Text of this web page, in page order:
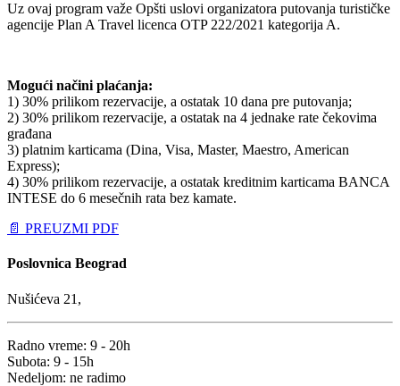
Uz ovaj program važe Opšti uslovi organizatora putovanja turističke
agencije Plan A Travel licenca OTP 222/2021 kategorija A.
Mogući načini plaćanja:
1) 30% prilikom rezervacije, a ostatak 10 dana pre putovanja;
2) 30% prilikom rezervacije, a ostatak na 4 jednake rate čekovima
građana
3) platnim karticama (Dina, Visa, Master, Maestro, American
Express);
4) 30% prilikom rezervacije, a ostatak kreditnim karticama BANCA
INTESE do 6 mesečnih rata bez kamate.
📄 PREUZMI PDF
Poslovnica Beograd
Nušićeva 21,
Radno vreme: 9 - 20h
Subota: 9 - 15h
Nedeljom: ne radimo